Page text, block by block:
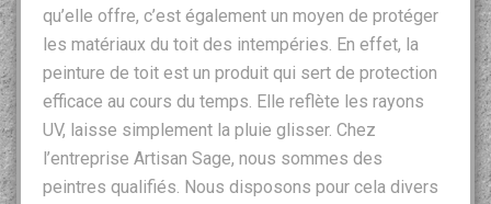
qu’elle offre, c’est également un moyen de protéger
les matériaux du toit des intempéries. En effet, la
peinture de toit est un produit qui sert de protection
efficace au cours du temps. Elle reflète les rayons
UV, laisse simplement la pluie glisser. Chez
l’entreprise Artisan Sage, nous sommes des
peintres qualifiés. Nous disposons pour cela divers